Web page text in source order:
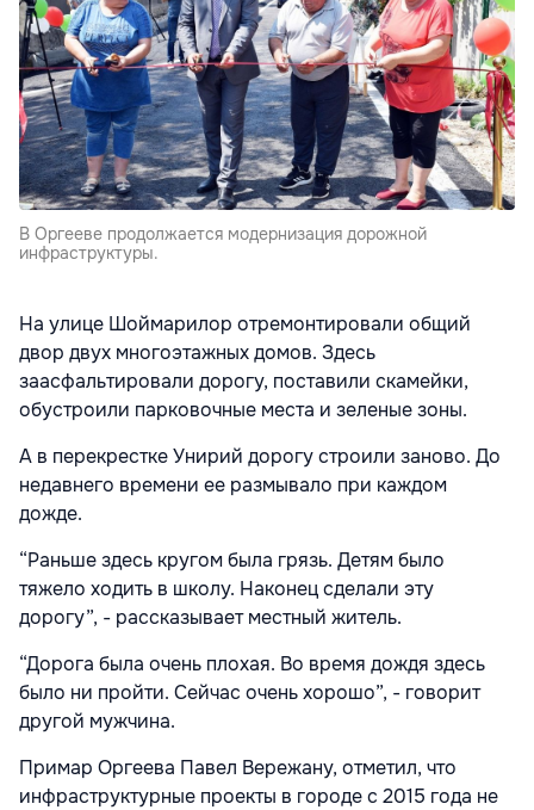
В Оргееве продолжается модернизация дорожной
инфраструктуры.
На улице Шоймарилор отремонтировали общий
двор двух многоэтажных домов. Здесь
заасфальтировали дорогу, поставили скамейки,
обустроили парковочные места и зеленые зоны.
А в перекрестке Унирий дорогу строили заново. До
недавнего времени ее размывало при каждом
дожде.
“Раньше здесь кругом была грязь. Детям было
тяжело ходить в школу. Наконец сделали эту
дорогу”, - рассказывает местный житель.
“Дорога была очень плохая. Во время дождя здесь
было ни пройти. Сейчас очень хорошо”, - говорит
другой мужчина.
Примар Оргеева Павел Вережану, отметил, что
инфраструктурные проекты в городе с 2015 года не